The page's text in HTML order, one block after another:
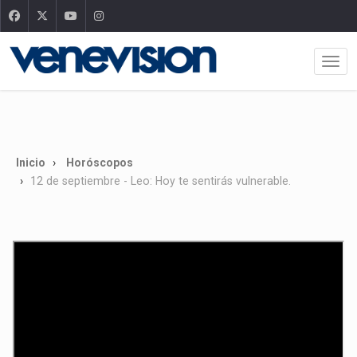
Inicio
Horóscopos
12 de septiembre - Leo: Hoy te sentirás vulnerable.